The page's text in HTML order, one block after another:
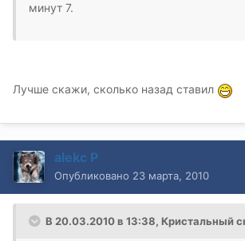
минут 7.
Лучше скажи, сколько назад ставил
alekc P
Опубликовано 23 марта, 2010
В 20.03.2010 в 13:38, Кристальный